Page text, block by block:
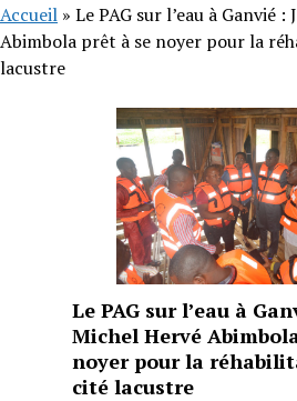
Accueil » Le PAG sur l’eau à Ganvié
Abimbola prêt à se noyer pour la
lacustre
Le PAG sur l’eau à
Michel Hervé
noyer pour la
cité lacustre